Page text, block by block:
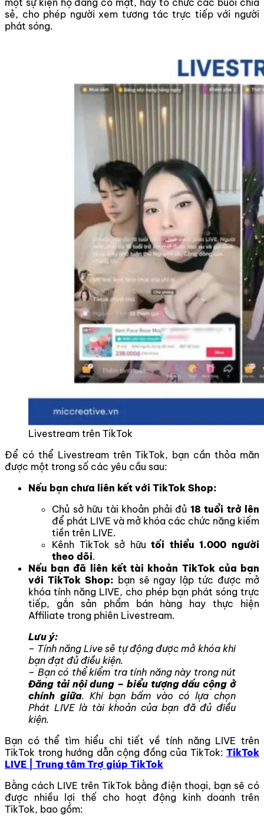
sẻ, cho phép người xem tương tác trực tiếp với người
phát sóng.
Livestream trên TikTok
Để có thể Livestream trên TikTok, bạn cần thỏa mãn
được một trong số các yêu cầu sau:
Nếu bạn chưa liên kết với TikTok Shop:
Chủ sở hữu tài khoản phải đủ 18 tuổi trở lên
để phát LIVE và mở khóa các chức năng kiếm
tiền trên LIVE.
Kênh TikTok sở hữu tối thiểu 1.000 người
theo dõi.
Nếu bạn đã liên kết tài khoản TikTok của bạn
với TikTok Shop: bạn sẽ ngay lập tức được mở
khóa tính năng LIVE, cho phép bạn phát sóng trực
tiếp, gắn sản phẩm bán hàng hay thực hiện
Affiliate trong phiên Livestream.
Lưu ý:
– Tính năng Live sẽ tự động được mở khóa khi
bạn đạt đủ điều kiện.
– Bạn có thể kiểm tra tính năng này trong nút
Đăng tải nội dung – biểu tượng dấu cộng ở
chính giữa. Khi bạn bấm vào có lựa chọn
Phát LIVE là tài khoản của bạn đã đủ điều
kiện.
Bạn có thể tìm hiểu chi tiết về tính năng LIVE trên
TikTok trong hướng dẫn cộng đồng của TikTok: TikTok
LIVE | Trung tâm Trợ giúp TikTok
Bằng cách LIVE trên TikTok bằng điện thoại, bạn sẽ có
được nhiều lợi thế cho hoạt động kinh doanh trên
TikTok, bao gồm: